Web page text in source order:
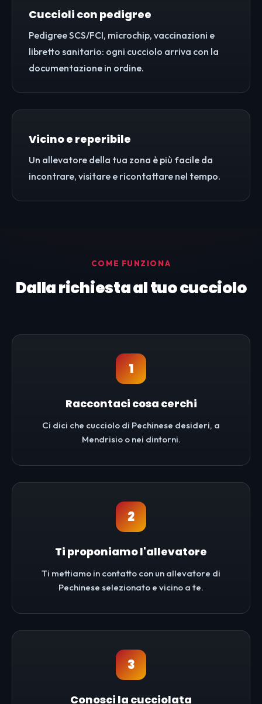
Cuccioli con pedigree
Pedigree SCS/FCI, microchip, vaccinazioni e
libretto sanitario: ogni cucciolo arriva con la
documentazione in ordine.
Vicino e reperibile
Un allevatore della tua zona è più facile da
incontrare, visitare e ricontattare nel tempo.
COME FUNZIONA
Dalla richiesta al tuo cucciolo
1
Raccontaci cosa cerchi
Ci dici che cucciolo di Pechinese desideri, a
Mendrisio o nei dintorni.
2
Ti proponiamo l'allevatore
Ti mettiamo in contatto con un allevatore di
Pechinese selezionato e vicino a te.
3
Conosci la cucciolata